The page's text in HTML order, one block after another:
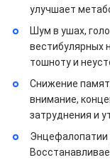
улучшает
Шум в ушах,
вестибулярных
тошноту и
Снижение
внимание,
затруднения и
Энцефалопатии